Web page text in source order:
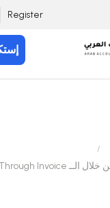
Register